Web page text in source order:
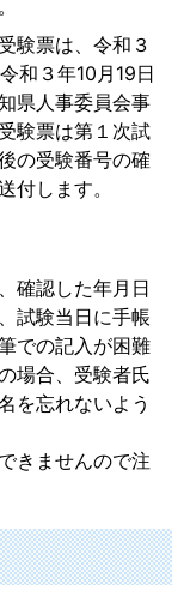
験票は、令和３
和３年10月19日
県人事委員会事
験票は第１次試
の受験番号の確
付します。
確認した年月日
試験当日に手帳
での記入が困難
場合、受験者氏
を忘れないよう
きませんので注